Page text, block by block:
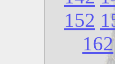
152
162